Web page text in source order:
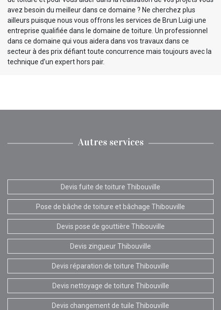
avez besoin du meilleur dans ce domaine ? Ne cherchez plus
ailleurs puisque nous vous offrons les services de Brun Luigi une
entreprise qualifiée dans le domaine de toiture. Un professionnel
dans ce domaine qui vous aidera dans vos travaux dans ce
secteur à des prix défiant toute concurrence mais toujours avec la
technique d’un expert hors pair.
Autres services
Devis fuite de toiture Thibouville
Pose de bâche de toiture et bâchage Thibouville
Devis pose de gouttière Thibouville
Devis zingueur Thibouville
Devis réparation de toiture Thibouville
Devis nettoyage de toiture Thibouville
Devis changement de tuile Thibouville